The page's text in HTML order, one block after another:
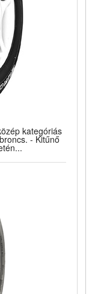
kategóriás
- Kitűnő